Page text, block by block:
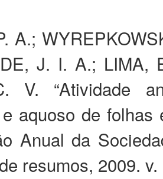
A.;
J. I. A.; LIMA,
V. “Atividade
aquoso de
Anual da
resumos, 2009. v.